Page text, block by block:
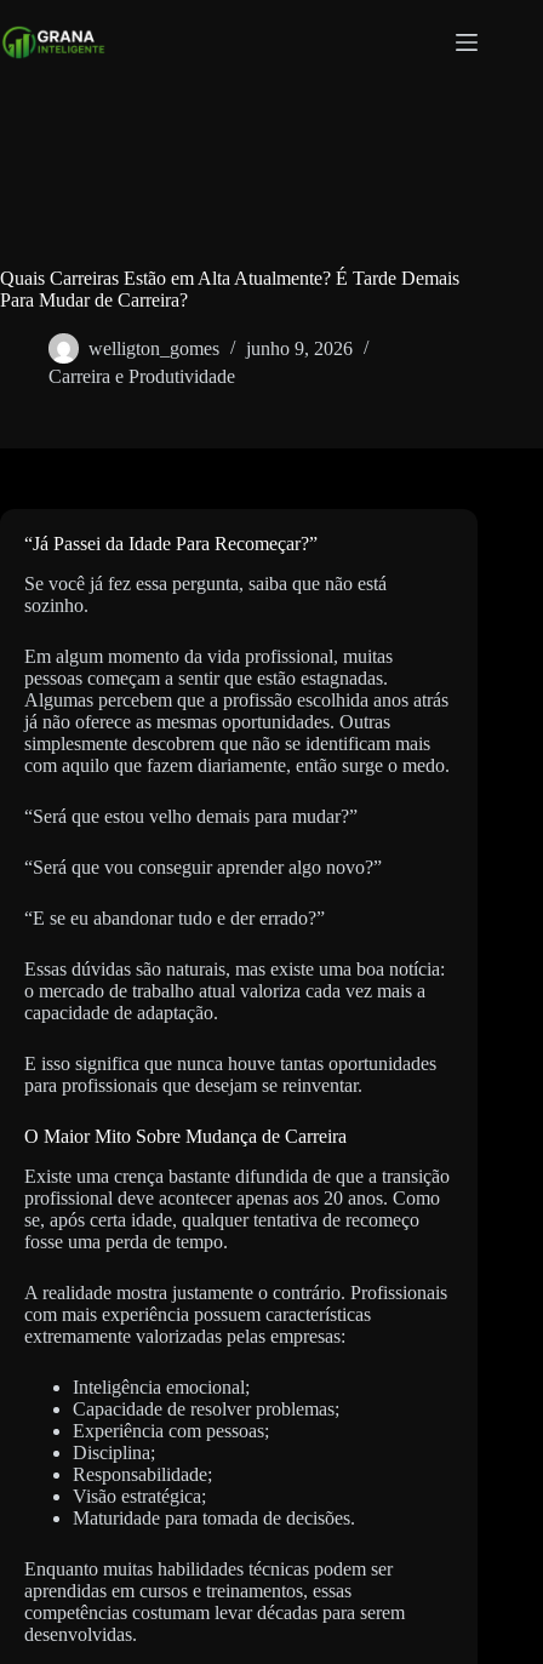
para
o
Quais Carreiras Estão em Alta Atualmente? É Tarde Demais
Para Mudar de Carreira?
welligton_gomes
junho 9, 2026
Carreira e Produtividade
“Já Passei da Idade Para Recomeçar?”
Se você já fez essa pergunta, saiba que não está
sozinho.
Em algum momento da vida profissional, muitas
pessoas começam a sentir que estão estagnadas.
Algumas percebem que a profissão escolhida anos atrás
já não oferece as mesmas oportunidades. Outras
simplesmente descobrem que não se identificam mais
com aquilo que fazem diariamente, então surge o medo.
“Será que estou velho demais para mudar?”
“Será que vou conseguir aprender algo novo?”
“E se eu abandonar tudo e der errado?”
Essas dúvidas são naturais, mas existe uma boa notícia:
o mercado de trabalho atual valoriza cada vez mais a
capacidade de adaptação.
E isso significa que nunca houve tantas oportunidades
para profissionais que desejam se reinventar.
O Maior Mito Sobre Mudança de Carreira
Existe uma crença bastante difundida de que a transição
profissional deve acontecer apenas aos 20 anos. Como
se, após certa idade, qualquer tentativa de recomeço
fosse uma perda de tempo.
A realidade mostra justamente o contrário. Profissionais
com mais experiência possuem características
extremamente valorizadas pelas empresas:
Inteligência emocional;
Capacidade de resolver problemas;
Experiência com pessoas;
Disciplina;
Responsabilidade;
Visão estratégica;
Maturidade para tomada de decisões.
Enquanto muitas habilidades técnicas podem ser
aprendidas em cursos e treinamentos, essas
competências costumam levar décadas para serem
desenvolvidas.